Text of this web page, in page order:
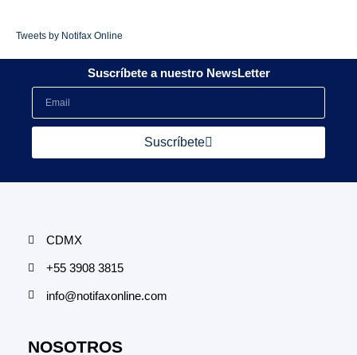
Tweets by Notifax Online
Suscríbete a nuestro NewsLetter
Suscríbete
CDMX
+55 3908 3815
info@notifaxonline.com
NOSOTROS